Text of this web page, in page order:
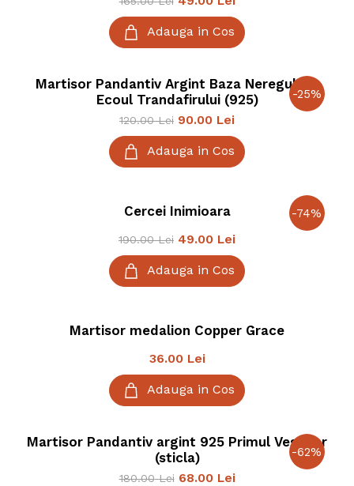
Adauga in Cos
-25%
Martisor Pandantiv Argint Baza Neregulata
Ecoul Trandafirului (925)
120.00 Lei 90.00 Lei
Adauga in Cos
-74%
Cercei Inimioara
190.00 Lei 49.00 Lei
Adauga in Cos
Martisor medalion Copper Grace
36.00 Lei
Adauga in Cos
-62%
Martisor Pandantiv argint 925 Primul Vestitor
(sticla)
180.00 Lei 68.00 Lei